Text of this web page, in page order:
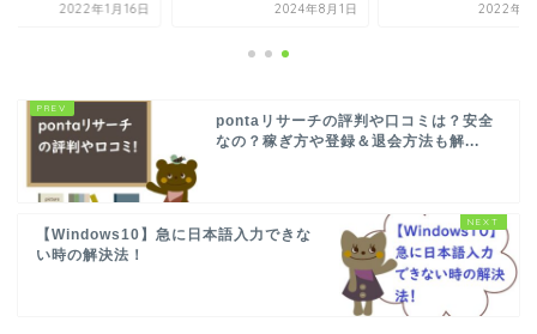
2022年1月16日 2024年8月1日 2022年3
pontaリサーチの評判や口コミは？安全
なの？稼ぎ方や登録＆退会方法も解...
【Windows10】急に日本語入力できな
い時の解決法！